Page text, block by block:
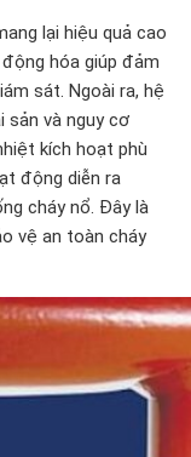
lại hiệu quả cao
hóa giúp đảm
sát. Ngoài ra, hệ
sản và nguy cơ
kích hoạt phù
động diễn ra
cháy nổ. Đây là
vệ an toàn cháy